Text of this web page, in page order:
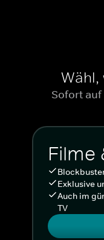
Wähl,
Sofort auf
Filme
Exklusive
Auch im
TV